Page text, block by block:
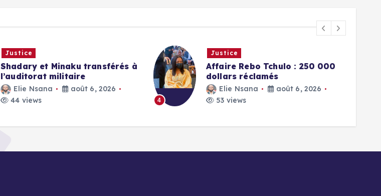
Justice
Shadary et Minaku transférés à
l’auditorat militaire
Elie Nsana
août 6, 2026
44 views
4
Justice
Affaire Rebo Tchulo : 250 000
dollars réclamés
Elie Nsana
août 6, 2026
53 views